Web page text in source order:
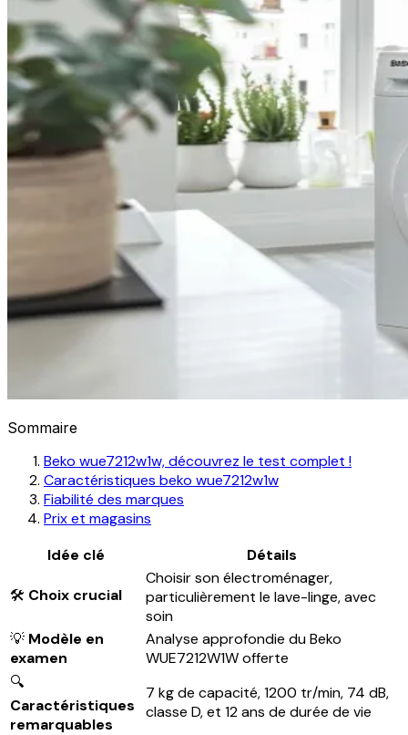
Sommaire
Beko wue7212w1w, découvrez le test complet !
Caractéristiques beko wue7212w1w
Fiabilité des marques
Prix et magasins
Idée clé
Détails
🛠️ Choix crucial
Choisir son électroménager,
particulièrement le lave-linge, avec
soin
💡 Modèle en
examen
Analyse approfondie du Beko
WUE7212W1W offerte
🔍
Caractéristiques
remarquables
7 kg de capacité, 1200 tr/min, 74 dB,
classe D, et 12 ans de durée de vie